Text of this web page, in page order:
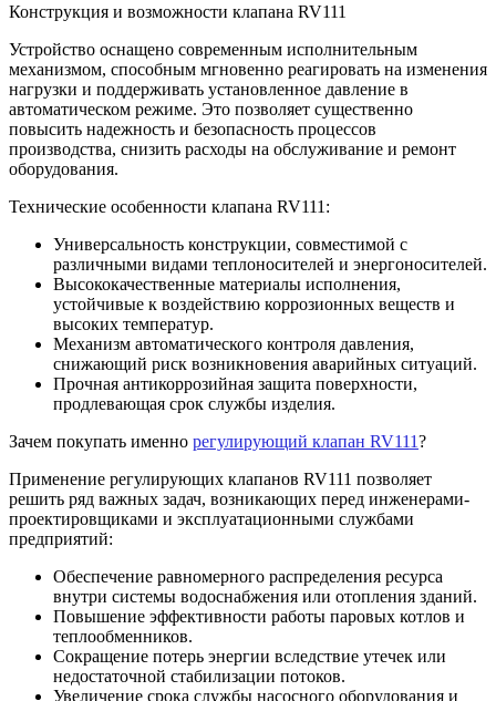
Конструкция и возможности клапана RV111
Устройство оснащено современным исполнительным
механизмом, способным мгновенно реагировать на изменения
нагрузки и поддерживать установленное давление в
автоматическом режиме. Это позволяет существенно
повысить надежность и безопасность процессов
производства, снизить расходы на обслуживание и ремонт
оборудования.
Технические особенности клапана RV111:
Универсальность конструкции, совместимой с
различными видами теплоносителей и энергоносителей.
Высококачественные материалы исполнения,
устойчивые к воздействию коррозионных веществ и
высоких температур.
Механизм автоматического контроля давления,
снижающий риск возникновения аварийных ситуаций.
Прочная антикоррозийная защита поверхности,
продлевающая срок службы изделия.
Зачем покупать именно регулирующий клапан RV111?
Применение регулирующих клапанов RV111 позволяет
решить ряд важных задач, возникающих перед инженерами-
проектировщиками и эксплуатационными службами
предприятий:
Обеспечение равномерного распределения ресурса
внутри системы водоснабжения или отопления зданий.
Повышение эффективности работы паровых котлов и
теплообменников.
Сокращение потерь энергии вследствие утечек или
недостаточной стабилизации потоков.
Увеличение срока службы насосного оборудования и